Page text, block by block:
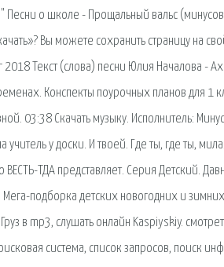
Песни о школе - Прощальный вальс
Вы можете сохранить страницу на
2018 Текст (слова) песни Юлия Началова -
Конспекты поурочных планов для
03:38 Скачать музыку. Исполнитель:
учитель у доски. И твоей. Где ты, где ты,
ВЕСТЬ-ТДА представляет. Серия Детский.
Мега-подборка детских новогодних и
в mp3, слушать онлайн Kaspiyskiy.
сиcтема, список запросов, поиск